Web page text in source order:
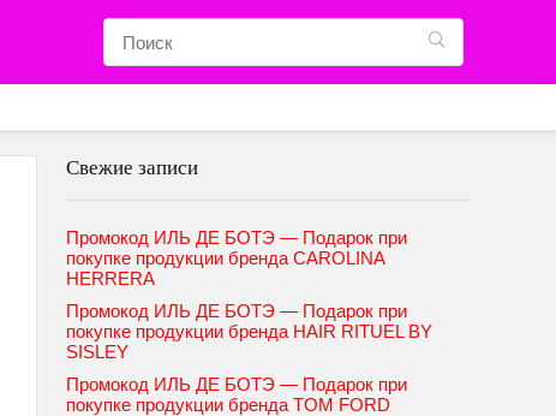
Свежие записи
Промокод ИЛЬ ДЕ БОТЭ — Подарок при
покупке продукции бренда CAROLINA
HERRERA
Промокод ИЛЬ ДЕ БОТЭ — Подарок при
покупке продукции бренда HAIR RITUEL BY
SISLEY
Промокод ИЛЬ ДЕ БОТЭ — Подарок при
покупке продукции бренда TOM FORD